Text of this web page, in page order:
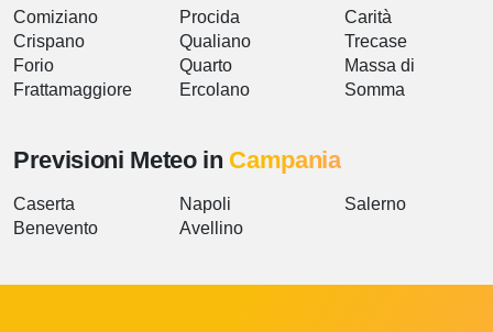
Comiziano
Crispano
Forio
Frattamaggiore
Procida
Qualiano
Quarto
Ercolano
Carità
Trecase
Massa di
Somma
Previsioni Meteo in Campania
Caserta
Benevento
Napoli
Avellino
Salerno